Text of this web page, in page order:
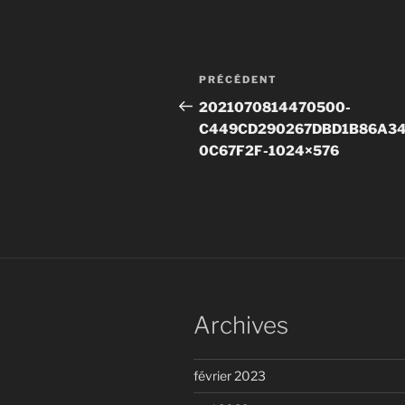
Navigation
de
l’article
Article
précédent
PRÉCÉDENT
2021070814470500-
0C67F2F-1024×576
Archives
février 2023